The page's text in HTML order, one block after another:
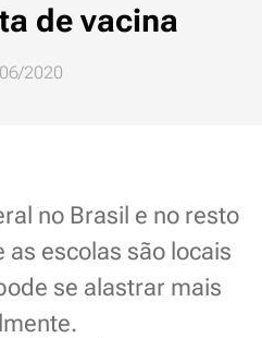
de vacina
2020
no Brasil e no resto
as escolas são locais
se alastrar mais